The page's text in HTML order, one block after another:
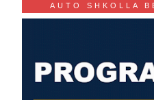
AUTO SHKOLLA